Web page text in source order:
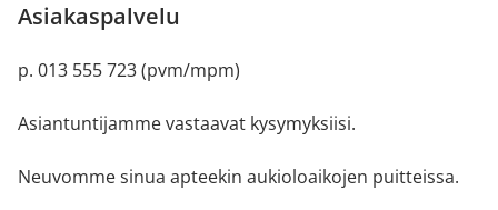
Asiakaspalvelu
p. 013 555 723 (pvm/mpm)
Asiantuntijamme vastaavat kysymyksiisi.
Neuvomme sinua apteekin aukioloaikojen puitteissa.